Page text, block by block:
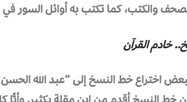
والكتب، كما تكتب به أوائل
خادم القرآن
اختراع خط النسخ إلى “عبد الله
خط النسخ أقدم من ابن مقلة بكثير. وأيًّا